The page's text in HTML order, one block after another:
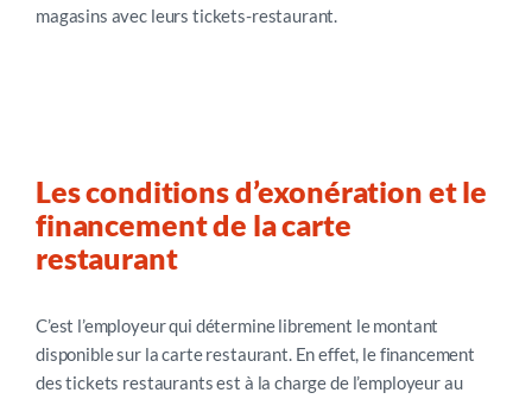
magasins avec leurs tickets-restaurant.
Les conditions d’exonération et le
financement de la carte
restaurant
C’est l’employeur qui détermine librement le montant
disponible sur la carte restaurant. En effet, le financement
des tickets restaurants est à la charge de l’employeur au